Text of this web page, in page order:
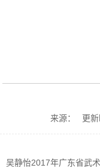
来源：
更新
吴静怡2017年广东省武